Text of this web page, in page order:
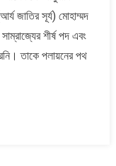
পরিণতি
হোসেইন
জাতির সূর্য) মোহাম্মদ
শীর্ষ পদ এবং
তাকে পলায়নের পথ